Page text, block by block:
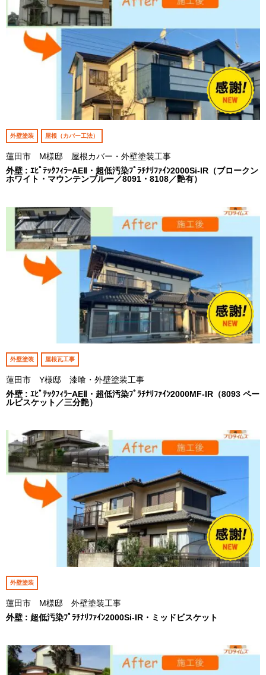
外壁塗装 屋根（カバー工法）
蓮田市 M様邸 屋根カバー・外壁塗装工事
外壁 : ｴﾋﾟﾃｯｸﾌｨﾗｰAEⅡ・超低汚染ﾌﾟﾗﾁﾅﾘﾌｧｲﾝ2000Si-IR（ブロークン
ホワイト・マウンテンブルー／8091・8108／艶有）
外壁塗装 屋根瓦工事
蓮田市 Y様邸 漆喰・外壁塗装工事
外壁 : ｴﾋﾟﾃｯｸﾌｨﾗｰAEⅡ・超低汚染ﾌﾟﾗﾁﾅﾘﾌｧｲﾝ2000MF-IR（8093 ペー
ルビスケット／三分艶）
外壁塗装
蓮田市 M様邸 外壁塗装工事
外壁 : 超低汚染ﾌﾟﾗﾁﾅﾘﾌｧｲﾝ2000Si-IR・ミッドビスケット